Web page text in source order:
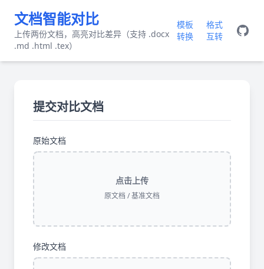
文档智能对比
上传两份文档，高亮对比差异（支持 .docx
.md .html .tex）
模板
转换
格式
互转
提交对比文档
原始文档
点击上传
原文档 / 基准文档
修改文档